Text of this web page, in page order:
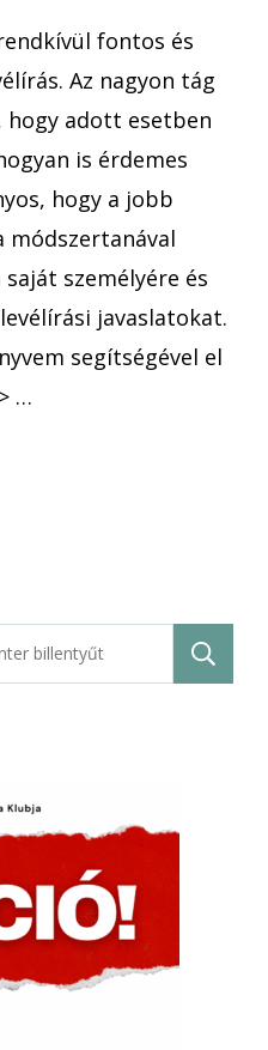
egy
keresztül
fontos és
Az nagyon tág
adott esetben
is érdemes
hogy a jobb
módszertanával
személyére és
javaslatokat.
segítségével el
…